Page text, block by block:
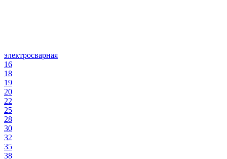
электросварная
16
18
19
20
22
25
28
30
32
35
38